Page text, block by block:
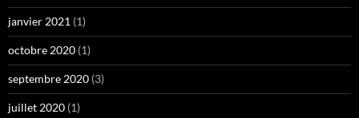
janvier 2021 (1)
octobre 2020 (1)
septembre 2020 (3)
juillet 2020 (1)